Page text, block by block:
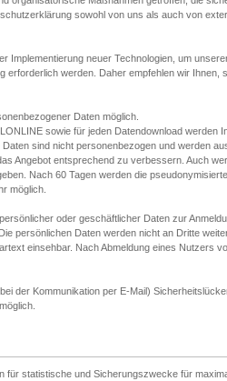
sowohl von uns als auch von
Implementierung neuer Technologien, um
werden. Daher empfehlen wir Ihnen,
Daten möglich.
sowie für jeden Datendownload werden
sind nicht personenbezogen und werden
Angebot entsprechend zu verbessern. Auch
Nach 60 Tagen werden die
möglich.
oder geschäftlicher Daten zur
persönlichen Daten werden nicht an Dritte
einsehbar. Nach Abmeldung eines Nutzers
der Kommunikation per E-Mail)
für statistische und Sicherungszwecke für